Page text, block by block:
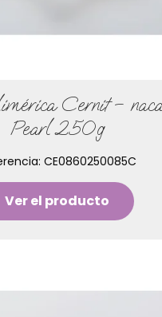
Cernit –
Pearl 250g
CE0860250085C
Ver el producto